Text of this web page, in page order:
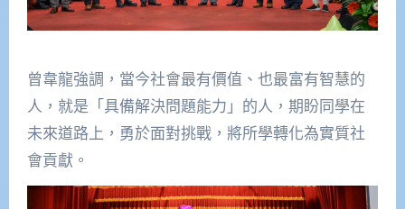
曾韋龍強調，當今社會最有價值、也最富有智慧的
人，就是「具備解決問題能力」的人，期盼同學在
未來道路上，勇於面對挑戰，將所學轉化為實質社
會貢獻。